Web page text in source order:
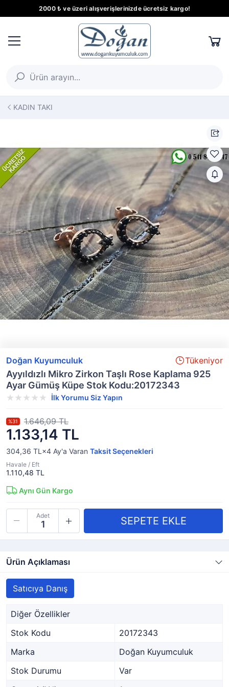
2000 ₺ ve üzeri alışverişlerinizde ücretsiz kargo!
KADIN TAKI
Doğan Kuyumculuk Tükeniyor
Ayyıldızlı Mikro Zirkon Taşlı Rose Kaplama 925
Ayar Gümüş Küpe Stok Kodu:20172343
İlk Yorumu Siz Yapın
1.133,14 TL
%31 1.646,09 TL
304,36 TL×4 Ay'a Varan Taksit Seçenekleri
Havale / Eft
1.110,48 TL
Aynı Gün Kargo
Adet
Ürün Açıklaması
Satıcıya Danış
Diğer Özellikler
Stok Kodu
20172343
Marka
Doğan Kuyumculuk
Stok Durumu
Var